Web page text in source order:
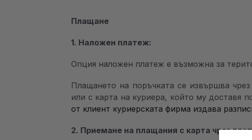
Плащане
1. Наложен платеж:
Опция наложен платеж е възможна за
Плащането на поръчката се извършва
или с карта на куриера, който му доставя
от клиент куриерската фирма издава
2. Приемане на плащания с карта чрез